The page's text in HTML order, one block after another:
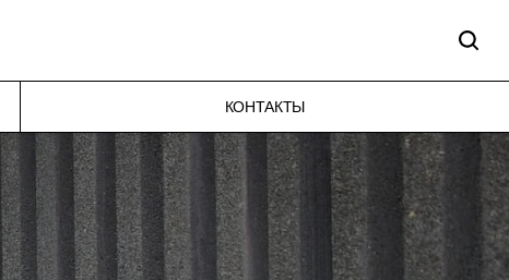
КОНТАКТЫ